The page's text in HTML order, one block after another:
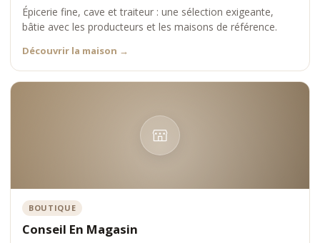
Épicerie fine, cave et traiteur : une sélection exigeante,
bâtie avec les producteurs et les maisons de référence.
Découvrir la maison →
BOUTIQUE
Conseil En Magasin